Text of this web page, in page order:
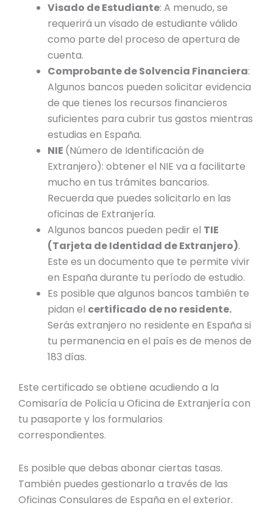
Visado de Estudiante: A menudo, se
requerirá un visado de estudiante válido
como parte del proceso de apertura de
cuenta.
Comprobante de Solvencia Financiera:
Algunos bancos pueden solicitar evidencia
de que tienes los recursos financieros
suficientes para cubrir tus gastos mientras
estudias en España.
NIE (Número de Identificación de
Extranjero): obtener el NIE va a facilitarte
mucho en tus trámites bancarios.
Recuerda que puedes solicitarlo en las
oficinas de Extranjería.
Algunos bancos pueden pedir el TIE
(Tarjeta de Identidad de Extranjero).
Este es un documento que te permite vivir
en España durante tu período de estudio.
Es posible que algunos bancos también te
pidan el certificado de no residente.
Serásextranjero no residente en España si
tu permanencia en el país es de menos de
183 días.
Este certificado se obtiene acudiendo a la
Comisaría de Policía u Oficina de Extranjería con
tu pasaporte y los formularios
correspondientes.
Es posible que debas abonar ciertas tasas.
También puedes gestionarlo a través de las
Oficinas Consulares de Españaen el exterior.